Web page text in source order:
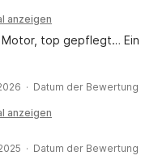
anzeigen
top gepflegt…
· Datum der Bewertung
anzeigen
· Datum der Bewertung